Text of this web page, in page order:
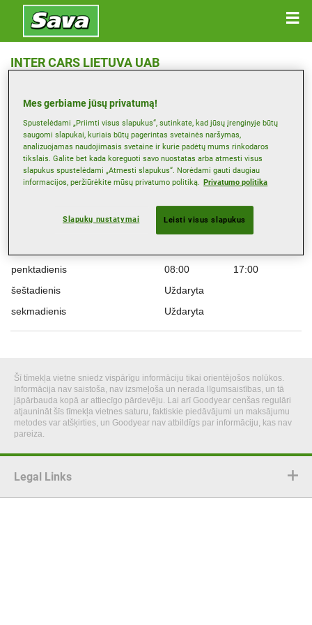
INTER CARS LIETUVA UAB
Žemėlapis
Darbo laikas
Montag 08:00
17:00
08:00
17:00
penktadienis
08:00
17:00
šeštadienis
Uždaryta
sekmadienis
Uždaryta
Šī tīmekļa vietne sniedz vispārīgu informāciju tikai orientējošos nolūkos.
Informācija nav saistoša, nav izsmeļoša un nerada līgumsaistības, un tā
jāpārbauda kopā ar attiecīgo pārdevēju. Lai arī Goodyear cenšas regulāri
atjaunināt šīs tīmekļa vietnes saturu, faktiskie piedāvājumi un maksājumu
metodes var atšķirties, un Goodyear nav atbildīgs par informāciju, kas nav
pareiza.
Legal Links
Mes gerbiame jūsų privatumą!
Spustelėdami „Priimti visus slapukus“, sutinkate, kad jūsų įrenginyje būtų
saugomi slapukai, kuriais būtų pagerintas svetainės naršymas,
analizuojamas naudojimasis svetaine ir kurie padėtų mums rinkodaros
tikslais. Galite bet kada koreguoti savo nuostatas arba atmesti visus
slapukus spustelėdami „Atmesti slapukus“. Norėdami gauti daugiau
informacijos, peržiūrėkite mūsų privatumo politiką. Privatumo politika
Slapukų nustatymai Leisti visus slapukus